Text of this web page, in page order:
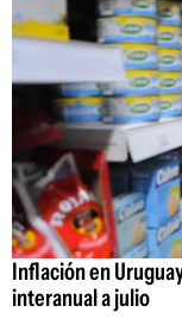
Inflación en
interanual a julio